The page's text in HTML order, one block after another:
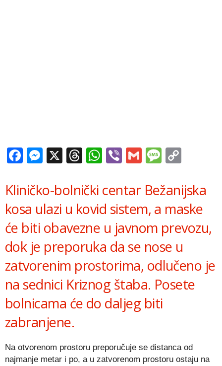
Facebook
Messenger
X Threads
WhatsApp
ViberGmail
Kliničko-bolnički centar Bežanijska
kosa ulazi u kovid sistem, a maske
će biti obavezne u javnom prevozu,
dok je preporuka da se nose u
zatvorenim prostorima, odlučeno je
na sednici Kriznog štaba. Posete
bolnicama će do daljeg biti
zabranjene.
Na otvorenom prostoru preporučuje se distanca od
najmanje metar i po, a u zatvorenom prostoru ostaju na